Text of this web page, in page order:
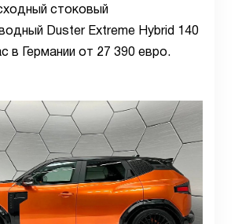
стоковый
Duster Extreme Hybrid 140
в Германии от 27 390 евро.